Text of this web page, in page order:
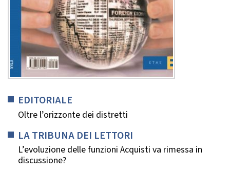
EDITORIALE
Oltre l’orizzonte dei distretti
LA TRIBUNA DEI LETTORI
L’evoluzione delle funzioni Acquisti va rimessa in
discussione?